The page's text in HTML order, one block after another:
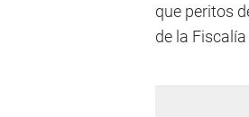
que peritos
de la